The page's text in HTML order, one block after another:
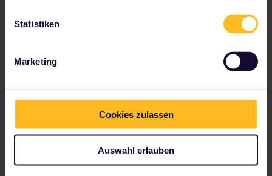
Statistiken
Marketing
Cookies zulassen
Auswahl erlauben
The price is